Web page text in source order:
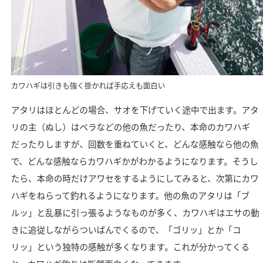
カワハギは引きも強く掛かれば手応えも面白い
アタリはほとんどの場合、サオを下げていく途中で出ます。アタ
リの主（ぬし）はベラなどの他の魚だったり、本命のカワハギ
だったりしますが、回数を重ねていくと、どんな感触なら他の魚
で、どんな感触ならカワハギかがわかるようになります。そうし
たら、本命の時だけアワセをするようにしてみると、次第にカワ
ハギをねらって釣れるようになります。他の魚のアタリは「ブ
ルッ」と乱暴に引っ張るようなものが多く、カワハギはエサの動
きに追従しながらついばんでくるので、「ゴリッ」とか「コ
リッ」という独特の感触が多くなります。これが分かってくる